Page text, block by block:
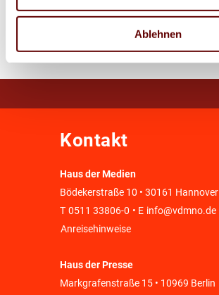
Ablehnen
Zur Übersicht
Kontakt
Haus der Medien
Bödekerstraße 10 • 30161 Hannover
T 0511 33806-0 • E info@vdmno.de
Anreisehinweise
Haus der Presse
Markgrafenstraße 15 • 10969 Berlin